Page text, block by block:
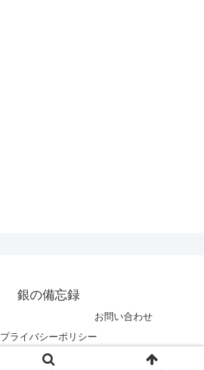
銀の備忘録
お問い合わせ
プライバシーポリシー
© 2022 銀の備忘録.